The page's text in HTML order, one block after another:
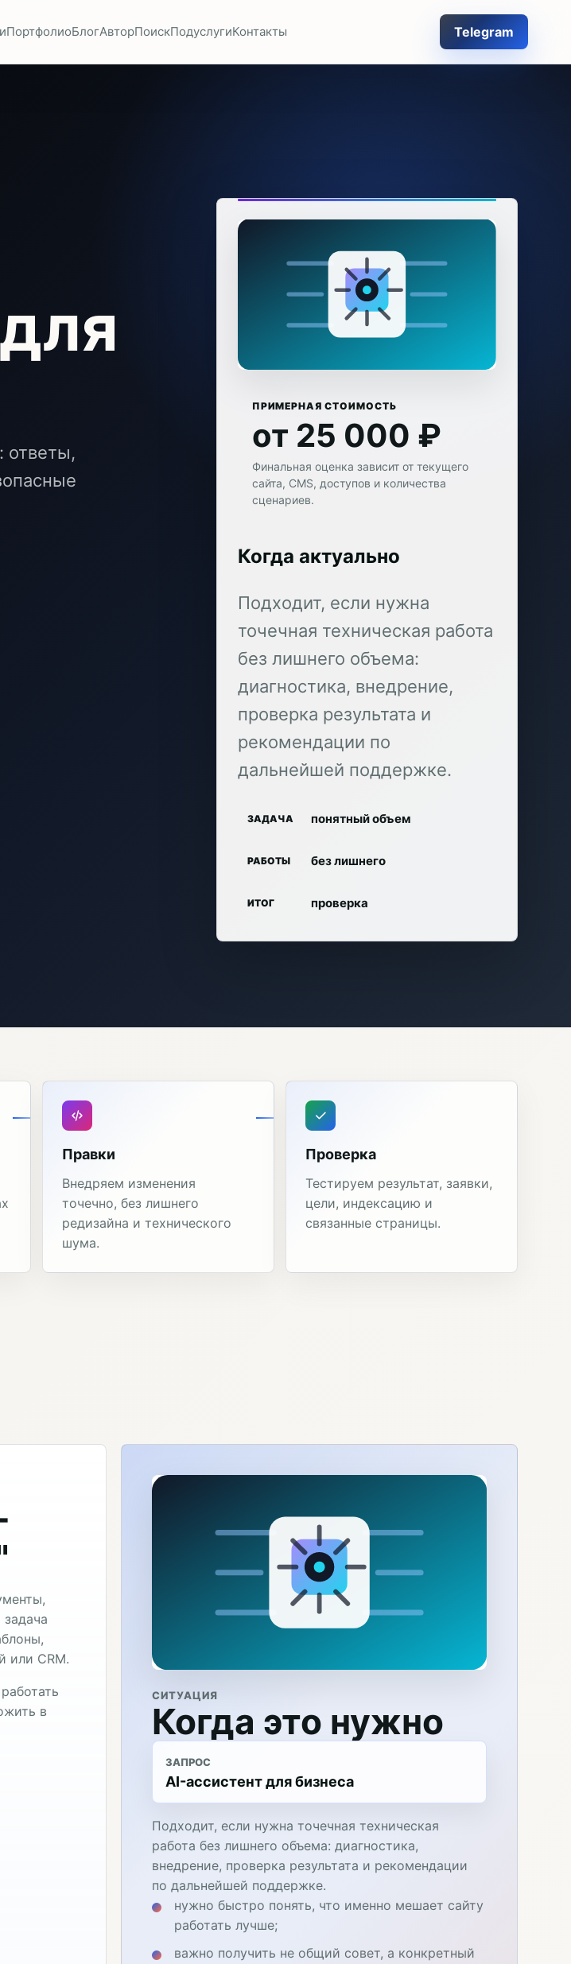
ПортфолиоБлогАвторПоискПодуслугиКонтакты Telegram
ответы,
ПРИМЕРНАЯ СТОИМОСТЬ
от 25 000 ₽
Финальная оценка зависит от текущего
сайта, CMS, доступов и количества
сценариев.
Когда актуально
Подходит, если нужна
точечная техническая работа
без лишнего объема:
диагностика, внедрение,
проверка результата и
рекомендации по
дальнейшей поддержке.
ЗАДАЧА понятный объем
РАБОТЫ без лишнего
ИТОГ проверка
Правки
Внедряем изменения
точечно, без лишнего
редизайна и технического
шума.
Проверка
Тестируем результат, заявки,
цели, индексацию и
связанные страницы.
или CRM.
в
СИТУАЦИЯ
Когда это нужно
ЗАПРОС
AI-ассистент для бизнеса
Подходит, если нужна точечная техническая
работа без лишнего объема: диагностика,
внедрение, проверка результата и рекомендации
по дальнейшей поддержке.
нужно быстро понять, что именно мешает сайту
работать лучше;
важно получить не общий совет, а конкретный